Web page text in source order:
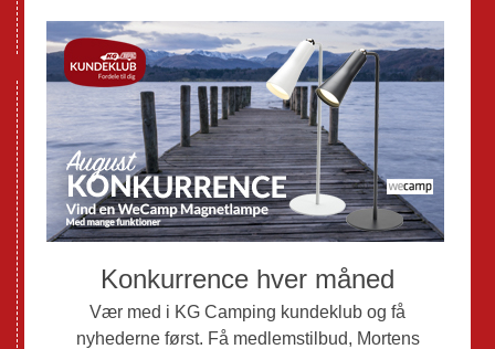
GPDR - Optagelse af foto og video
Nye Campingvogne
Nye Autocampere og Vans
Brugte Campingvogne
Brugte Autocampere og Vans
Webshop
Mortens Campingtips
KG Camping Kundeklub
Nyheder